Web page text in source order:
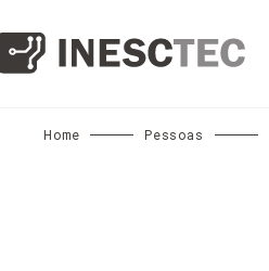
Home Pessoas